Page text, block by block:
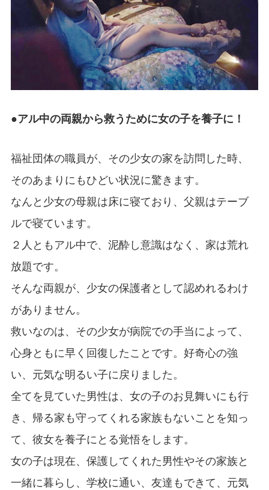
●アル中の両親から救うために女の子を養子に！
福祉団体の職員が、その少女の家を訪問した時、
そのあまりにもひどい状況に驚きます。
なんと少女の母親は床に寝ており、父親はテーブ
ルで寝ています。
２人ともアル中で、泥酔し意識はなく、家は荒れ
放題です。
そんな両親が、少女の保護者として認めれるわけ
がありません。
救いなのは、その少女が病院での手当によって、
心身ともに早く回復したことです。好奇心の強
い、元気な明るい子に戻りました。
全てを見ていた男性は、女の子のお見舞いにも行
き、帰る家も守ってくれる家族もないことを知っ
て、彼女を養子にとる覚悟をします。
女の子は現在、保護してくれた男性やその家族と
一緒に暮らし、学校に通い、友達もできて、元気